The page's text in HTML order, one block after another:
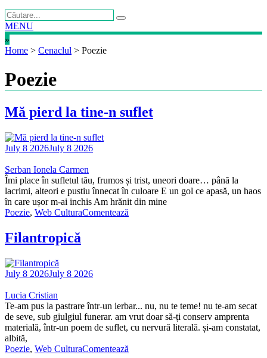
MENU
»
Home > Cenaclul > Poezie
Poezie
Mă pierd la tine-n suflet
July 8 2026July 8 2026
Serban Ionela Carmen
Îmi place în sufletul tău, frumos și trist, uneori doare… până la
lacrimi, alteori e pustiu înnecat în culoare E un gol ce apasă, un haos
în care ușor m-ai inchis Am hrănit din mine
Poezie, Web CulturaComentează
Filantropică
July 8 2026July 8 2026
Lucia Cristian
Te-am pus la pastrare într-un ierbar... nu, nu te teme! nu te-am secat
de seve, sub giulgiul funerar. am vrut doar să-ți conserv amprenta
materială, într-un poem de suflet, cu nervură literală. și-am constatat,
albită,
Poezie, Web CulturaComentează